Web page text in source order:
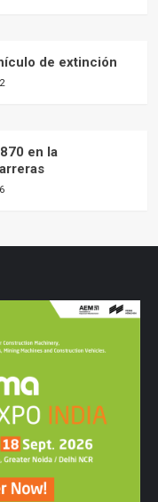
de extinción
en la